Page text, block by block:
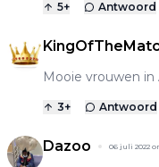
5+ Antwoord
Mooie vrouwen
3+ Antwoord
Dazoo 06 juli 2022